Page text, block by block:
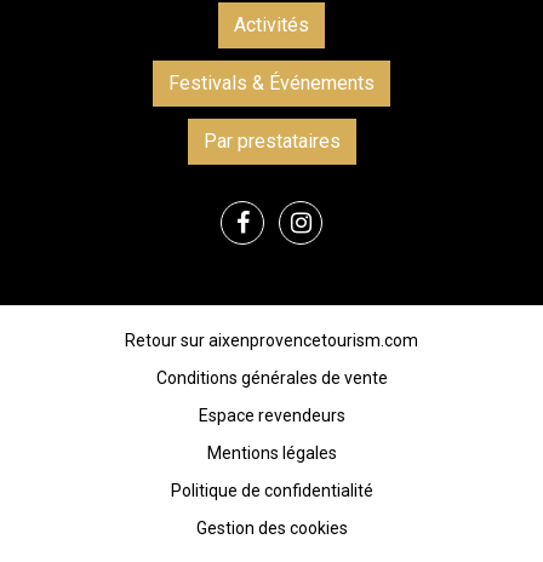
Activités
Festivals & Événements
Par prestataires
Retour sur aixenprovencetourism.com
Conditions générales de vente
Espace revendeurs
Mentions légales
Politique de confidentialité
Gestion des cookies